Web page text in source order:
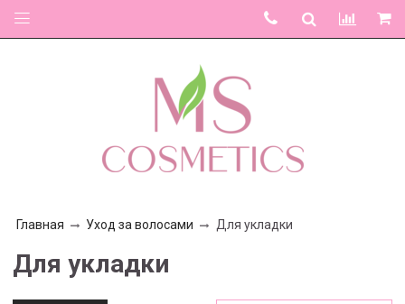
Главная Уход за волосами Для укладки
Для укладки